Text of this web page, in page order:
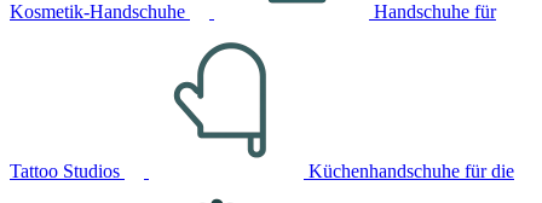
Kosmetik-Handschuhe Handschuhe für
Tattoo Studios Küchenhandschuhe für die